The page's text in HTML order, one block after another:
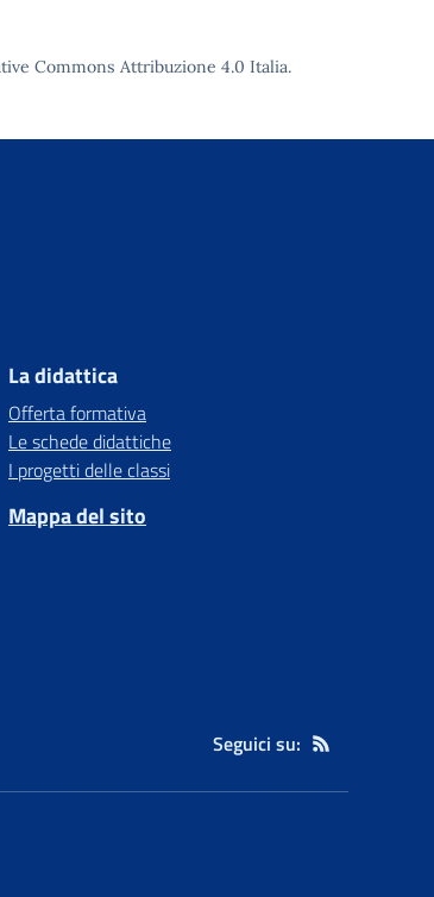
Commons Attribuzione 4.0 Italia.
La didattica
Offerta formativa
Le schede didattiche
I progetti delle classi
Mappa del sito
Seguici su: